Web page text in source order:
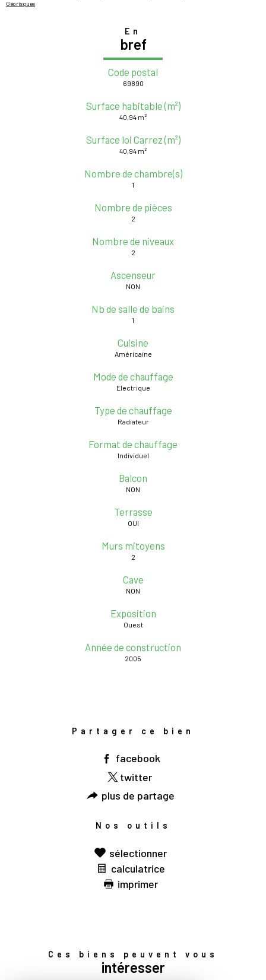
Géorisques
En
bref
Code postal
69890
Surface habitable (m²)
40,94 m²
Surface loi Carrez (m²)
40,94 m²
Nombre de chambre(s)
1
Nombre de pièces
2
Nombre de niveaux
2
Ascenseur
NON
Nb de salle de bains
1
Cuisine
Américaine
Mode de chauffage
Electrique
Type de chauffage
Radiateur
Format de chauffage
Individuel
Balcon
NON
Terrasse
OUI
Murs mitoyens
2
Cave
NON
Exposition
Ouest
Année de construction
2005
Partager ce bien
facebook
twitter
plus de partage
Nos outils
sélectionner
calculatrice
imprimer
Ces biens peuvent vous
intéresser